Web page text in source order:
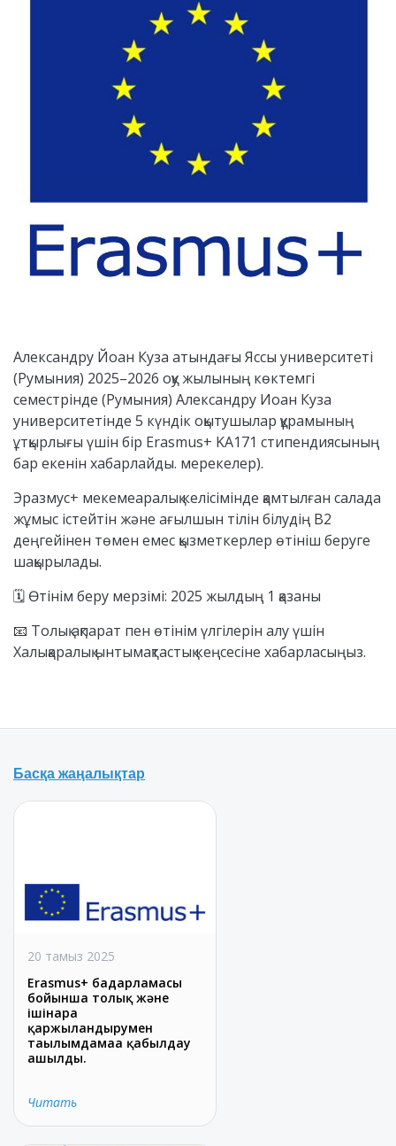
Александру Йоан Куза атындағы Яссы университеті
(Румыния) 2025–2026 оқу жылының көктемгі
семестрінде (Румыния) Александру Иоан Куза
университетінде 5 күндік оқытушылар құрамының
ұтқырлығы үшін бір Erasmus+ KA171 стипендиясының
бар екенін хабарлайды. мерекелер).
Эразмус+ мекемеаралық келісімінде қамтылған салада
жұмыс істейтін және ағылшын тілін білудің B2
деңгейінен төмен емес қызметкерлер өтініш беруге
шақырылады.
🗓 Өтінім беру мерзімі: 2025 жылдың 1 қазаны
📧 Толық ақпарат пен өтінім үлгілерін алу үшін
Халықаралық ынтымақтастық кеңсесіне хабарласыңыз.
Басқа жаңалықтар
20 тамыз 2025
Erasmus+ бағдарламасы
бойынша толық және
ішінара
қаржыландырумен
тағылымдамаға қабылдау
ашылды.
Читать